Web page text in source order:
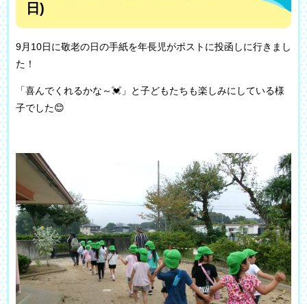
日)
9月10日に敬老の日の手紙を年長児がポストに投函しに行きまし
た！
「喜んでくれるかな～💓」と子どもたちも楽しみにしている様
子でした😊